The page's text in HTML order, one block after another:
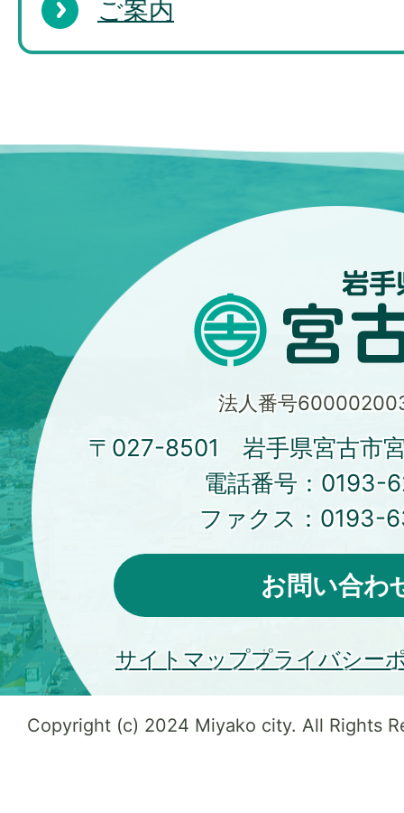
ご案内
法人番号
〒027-8501 岩手県宮古市
電話番号： 0193-
ファクス： 0193-
お問い合わ
サイトマッププライバシー
Copyright (c) 2024 Miyako city. All Rights